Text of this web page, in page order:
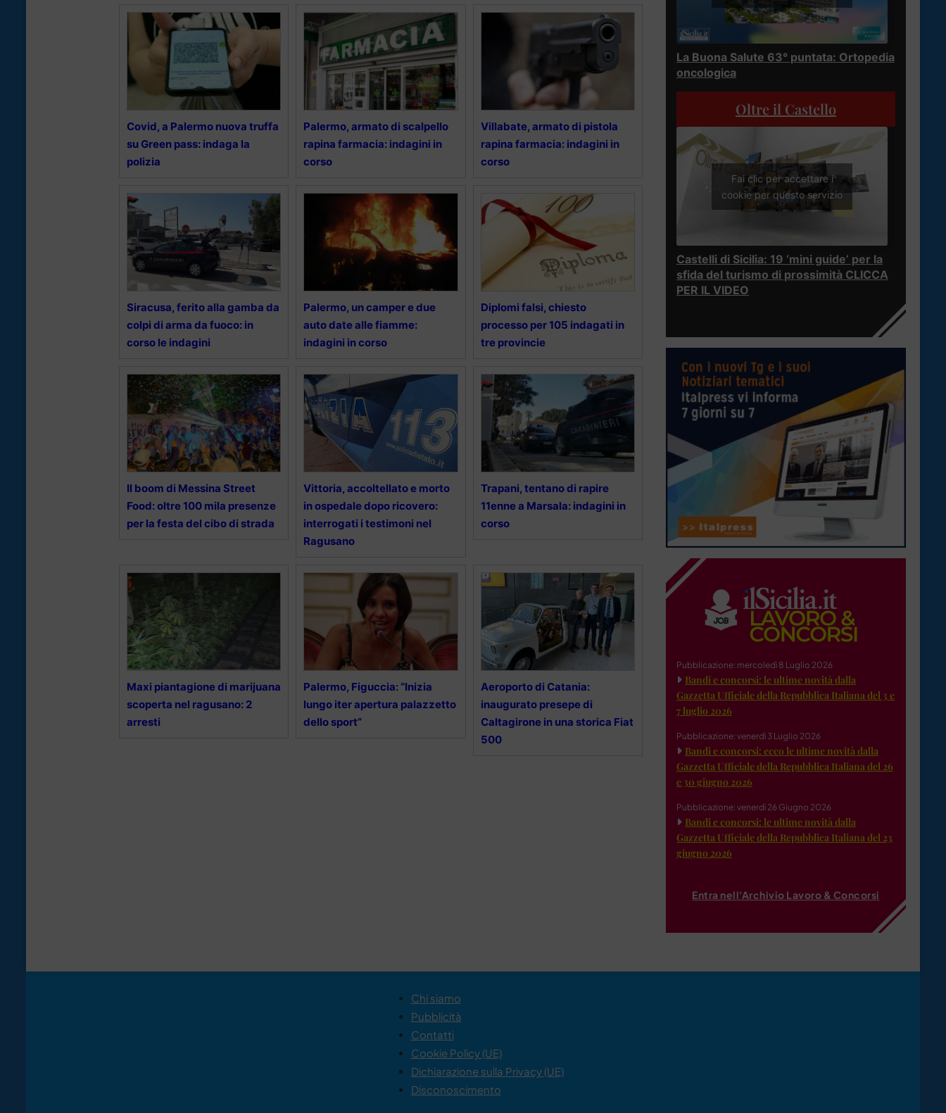
Covid, a Palermo nuova truffa
su Green pass: indaga la
polizia
Palermo, armato di scalpello
rapina farmacia: indagini in
corso
Villabate, armato di pistola
rapina farmacia: indagini in
corso
Siracusa, ferito alla gamba da
colpi di arma da fuoco: in
corso le indagini
Palermo, un camper e due
auto date alle fiamme:
indagini in corso
Diplomi falsi, chiesto
processo per 105 indagati in
tre provincie
Il boom di Messina Street
Food: oltre 100 mila presenze
per la festa del cibo di strada
Vittoria, accoltellato e morto
in ospedale dopo ricovero:
interrogati i testimoni nel
Ragusano
Trapani, tentano di rapire
11enne a Marsala: indagini in
corso
Maxi piantagione di marijuana
scoperta nel ragusano: 2
arresti
Palermo, Figuccia: “Inizia
lungo iter apertura palazzetto
dello sport”
Aeroporto di Catania:
inaugurato presepe di
Caltagirone in una storica Fiat
500
La Buona Salute 63° puntata: Ortopedia
oncologica
Oltre il Castello
Fai clic per accettare i
cookie per questo servizio
Castelli di Sicilia: 19 ‘mini guide’ per la
sfida del turismo di prossimità CLICCA
PER IL VIDEO
Pubblicazione: mercoledì 8 Luglio 2026
Bandi e concorsi: le ultime novità dalla
Gazzetta Ufficiale della Repubblica Italiana del 3 e
7 luglio 2026
Pubblicazione: venerdì 3 Luglio 2026
Bandi e concorsi: ecco le ultime novità dalla
Gazzetta Ufficiale della Repubblica Italiana del 26
e 30 giugno 2026
Pubblicazione: venerdì 26 Giugno 2026
Bandi e concorsi: le ultime novità dalla
Gazzetta Ufficiale della Repubblica Italiana del 23
giugno 2026
Entra nell'Archivio Lavoro & Concorsi
Chi siamo
Pubblicità
Contatti
Cookie Policy (UE)
Dichiarazione sulla Privacy (UE)
Disconoscimento